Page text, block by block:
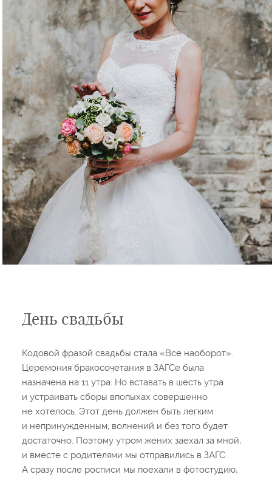
День свадьбы
Кодовой фразой свадьбы стала «Все наоборот».
Церемония бракосочетания в ЗАГСе была
назначена на 11 утра. Но вставать в шесть утра
и устраивать сборы впопыхах совершенно
не хотелось. Этот день должен быть легким
и непринужденным; волнений и без того будет
достаточно. Поэтому утром жених заехал за мной,
и вместе с родителями мы отправились в ЗАГС.
А сразу после росписи мы поехали в фотостудию,